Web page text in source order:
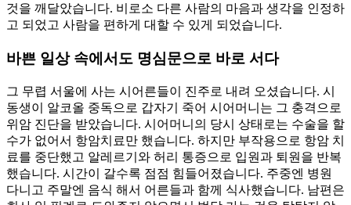
것을 깨달았습니다. 비로소 다른 사람의 마음과 생각을 인정하
고 되었고 사람을 편하게 대할 수 있게 되었습니다.
바쁜 일상 속에서도 명심문으로 바로 서다
그 무렵 서울에 사는 시어른들이 진주로 내려 오셨습니다. 시
동생이 알코올 중독으로 갑자기 죽어 시어머니는 그 충격으로
위암 진단을 받았습니다. 시어머니의 당시 상태로는 수술을 할
수가 없어서 항암치료만 했습니다. 하지만 부작용으로 항암 치
료를 중단했고 알레르기와 허리 통증으로 입원과 퇴원을 반복
했습니다. 시간이 갈수록 점점 힘들어졌습니다. 주중엔 병원
다니고 주말엔 음식 해서 어른들과 함께 식사했습니다. 남편은